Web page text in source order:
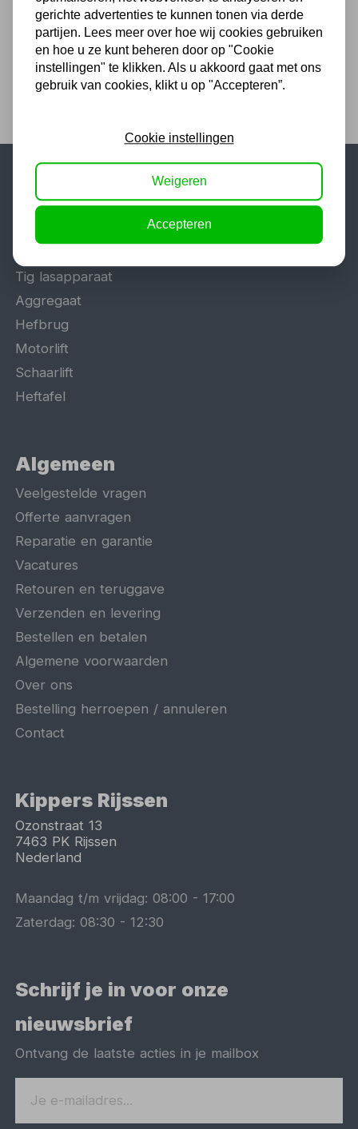
108,90
90,00 excl. BTW
Populaire categorieën
Tig lasapparaat
Aggregaat
Hefbrug
Motorlift
Schaarlift
Heftafel
Algemeen
Veelgestelde vragen
Offerte aanvragen
Reparatie en garantie
Vacatures
Retouren en teruggave
Verzenden en levering
Bestellen en betalen
Algemene voorwaarden
Over ons
Bestelling herroepen / annuleren
Contact
Kippers Rijssen
Ozonstraat 13
7463 PK Rijssen
Nederland
Maandag t/m vrijdag:08:00 -17:00
Zaterdag:08:30 -12:30
Schrijf je in voor onze
nieuwsbrief
Ontvang de laatste acties in je mailbox
gerichte advertenties te kunnen tonen via derde
partijen. Lees meer over hoe wij cookies gebruiken
en hoe u ze kunt beheren door op "Cookie
instellingen" te klikken. Als u akkoord gaat met ons
gebruik van cookies, klikt u op "Accepteren”.
Cookie instellingen
Weigeren
Accepteren